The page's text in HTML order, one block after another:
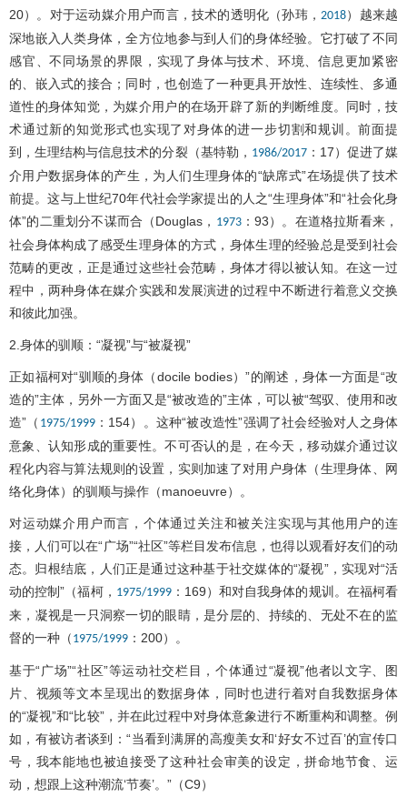
20）。对于运动媒介用户而言，技术的透明化（孙玮， 2018）越来越
深地嵌入人类身体，全方位地参与到人们的身体经验。它打破了不同
感官、不同场景的界限，实现了身体与技术、环境、信息更加紧密
的、嵌入式的接合；同时，也创造了一种更具开放性、连续性、多通
道性的身体知觉，为媒介用户的在场开辟了新的判断维度。同时，技
术通过新的知觉形式也实现了对身体的进一步切割和规训。前面提
到，生理结构与信息技术的分裂（基特勒， 1986/2017：17）促进了媒
介用户数据身体的产生，为人们生理身体的“缺席式”在场提供了技术
前提。这与上世纪70年代社会学家提出的人之“生理身体”和“社会化身
体”的二重划分不谋而合（Douglas， 1973：93）。在道格拉斯看来，
社会身体构成了感受生理身体的方式，身体生理的经验总是受到社会
范畴的更改，正是通过这些社会范畴，身体才得以被认知。在这一过
程中，两种身体在媒介实践和发展演进的过程中不断进行着意义交换
和彼此加强。
2.身体的驯顺：“凝视”与“被凝视”
正如福柯对“驯顺的身体（docile bodies）”的阐述，身体一方面是“改
造的”主体，另外一方面又是“被改造的”主体，可以被“驾驭、使用和改
造”（ 1975/1999：154）。这种“被改造性”强调了社会经验对人之身体
意象、认知形成的重要性。不可否认的是，在今天，移动媒介通过议
程化内容与算法规则的设置，实则加速了对用户身体（生理身体、网
络化身体）的驯顺与操作（manoeuvre）。
对运动媒介用户而言，个体通过关注和被关注实现与其他用户的连
接，人们可以在“广场”“社区”等栏目发布信息，也得以观看好友们的动
态。归根结底，人们正是通过这种基于社交媒体的“凝视”，实现对“活
动的控制”（福柯， 1975/1999：169）和对自我身体的规训。在福柯看
来，凝视是一只洞察一切的眼睛，是分层的、持续的、无处不在的监
督的一种（ 1975/1999 ：200）。
基于“广场”“社区”等运动社交栏目，个体通过“凝视”他者以文字、图
片、视频等文本呈现出的数据身体，同时也进行着对自我数据身体
的“凝视”和“比较”，并在此过程中对身体意象进行不断重构和调整。例
如，有被访者谈到：“当看到满屏的高瘦美女和‘好女不过百’的宣传口
号，我本能地也被迫接受了这种社会审美的设定，拼命地节食、运
动，想跟上这种潮流‘节奏’。”（C9）